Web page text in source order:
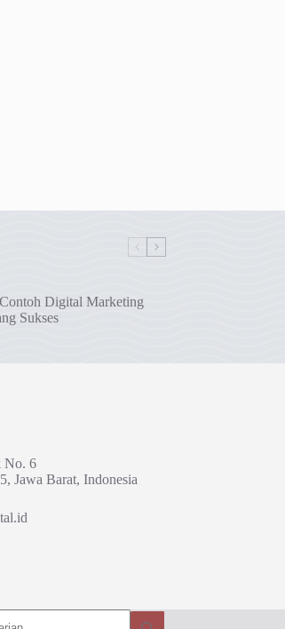
Digital Marketing
Sukses
No. 6
Jawa Barat, Indonesia